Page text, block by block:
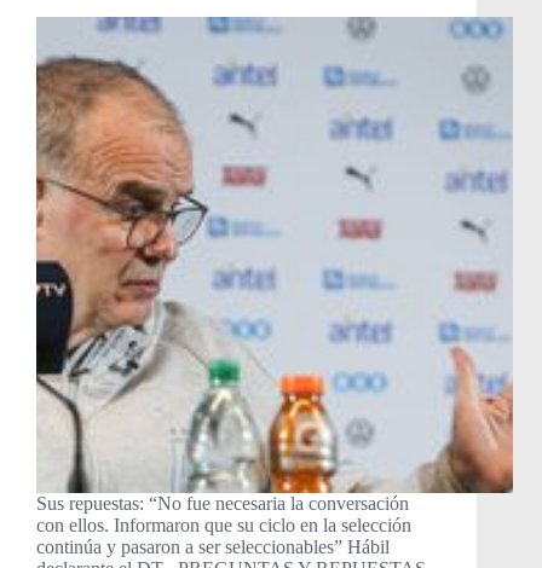
Sus repuestas: “No fue necesaria la conversación
con ellos. Informaron que su ciclo en la selección
continúa y pasaron a ser seleccionables” Hábil